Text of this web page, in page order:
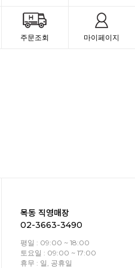
주문조회 마이페이지
목동 직영매장
02-3663-3490
평일 : 09:00 ~ 18:00
토요일 : 09:00 ~ 17:00
휴무 : 일, 공휴일